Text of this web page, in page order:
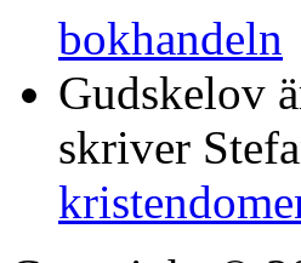
bokhandeln
Gudskelov
skriver